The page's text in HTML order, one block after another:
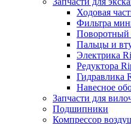
Ходовая
Фильтра
Поворотный
Пальцы и
Электрика
Редуктора
Гидравлика
Навесное
Запчасти для
Подшипники
Компрессор